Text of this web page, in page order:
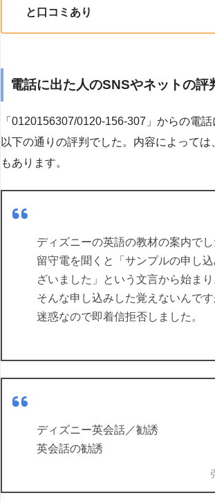
と口コミあり
電話に出た人のSNSやネットの評
「0120156307/0120-156-307」からの電
以下の通りの評判でした。内容によっては
もあります。
ディズニーの英語の教材の案内でし
留守電を聞くと「サンプルの申し
ざいました」という文言から始まり
そんな申し込みした覚えないんで
迷惑なので即着信拒否しました。
ディズニー英会話／勧誘
英会話の勧誘